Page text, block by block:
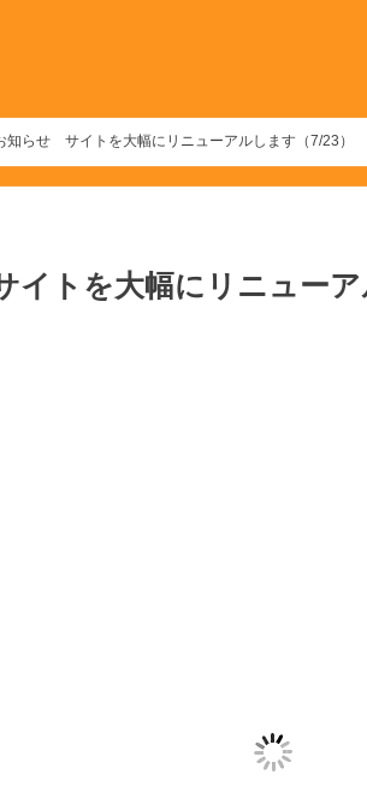
知らせ サイトを大幅にリニューアルします（7/23）
トを大幅にリニューア